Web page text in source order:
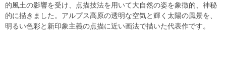
的風土の影響を受け、点描技法を用いて大自然の姿を象徴的、神秘
的に描きました。アルプス高原の透明な空気と輝く太陽の風景を、
明るい色彩と新印象主義の点描に近い画法で描いた代表作です。